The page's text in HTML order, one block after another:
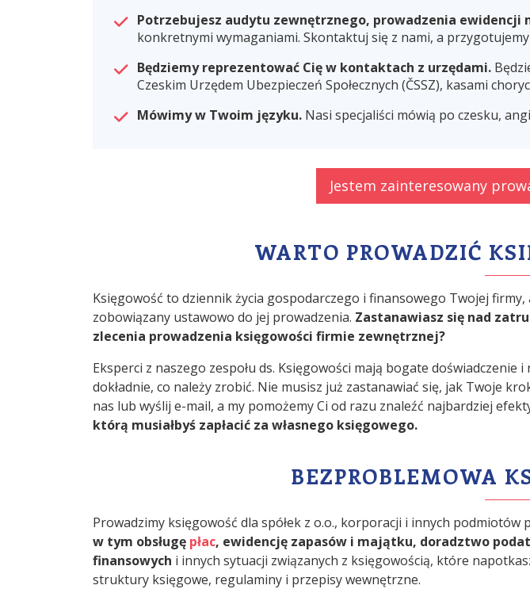
Potrzebujesz audytu zewnętrznego, prowadzenia ewidencji
konkretnymi wymaganiami. Skontaktuj się z nami, a
Będziemy reprezentować Cię w kontaktach z urzędami.
Czeskim Urzędem Ubezpieczeń Społecznych (ČSSZ), kasami
Mówimy w Twoim języku. Nasi specjaliści mówią po czesku,
Jestem zainteresowany
WARTO PROWADZIĆ
Księgowość to dziennik życia gospodarczego i finansowego Twojej
zobowiązany ustawowo do jej prowadzenia. Zastanawiasz się nad
zlecenia prowadzenia księgowości firmie zewnętrznej?
Eksperci z naszego zespołu ds. Księgowości mają bogate
dokładnie, co należy zrobić. Nie musisz już zastanawiać się, jak Twoje
nas lub wyślij e-mail, a my pomożemy Ci od razu znaleźć najbardziej
którą musiałbyś zapłacić za własnego księgowego.
BEZPROBLEMOWA
Prowadzimy księgowość dla spółek z o.o., korporacji i innych podmiotów
w tym obsługę płac, ewidencję zapasów i majątku, doradztwo
finansowych i innych sytuacji związanych z księgowością, które
struktury księgowe, regulaminy i przepisy wewnętrzne.